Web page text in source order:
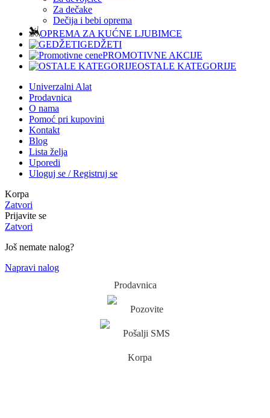
Za dečake
Dečija i bebi oprema
OPREMA ZA KUĆNE LJUBIMCE
GEDŽETI
PROMOTIVNE AKCIJE
OSTALE KATEGORIJE
Univerzalni Alat
Prodavnica
O nama
Pomoć pri kupovini
Kontakt
Blog
Lista želja
Uporedi
Uloguj se / Registruj se
Korpa
Zatvori
Prijavite se
Zatvori
Još nemate nalog?
Napravi nalog
Prodavnica
Pozovite
Pošalji SMS
Korpa